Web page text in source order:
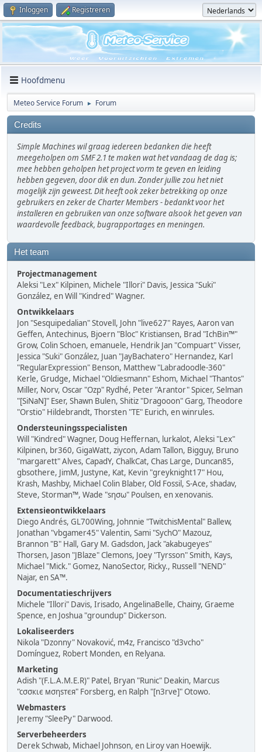
Inloggen Registreren
Hoofdmenu
Meteo Service Forum ► Forum
Credits
Simple Machines wil graag iedereen bedanken die heeft
meegeholpen om SMF 2.1 te maken wat het vandaag de dag is;
mee hebben geholpen het project vorm te geven en leiding
hebben gegeven, door dik en dun. Zonder jullie zou het niet
mogelijk zijn geweest. Dit heeft ook zeker betrekking op onze
gebruikers en zeker de Charter Members - bedankt voor het
installeren en gebruiken van onze software alsook het geven van
waardevolle feedback, bugrapportages en meningen.
Het team
Projectmanagement
Aleksi "Lex" Kilpinen, Michele "Illori" Davis, Jessica "Suki"
González, en Will "Kindred" Wagner.
Ontwikkelaars
Jon "Sesquipedalian" Stovell, John "live627" Rayes, Aaron van
Geffen, Antechinus, Bjoern "Bloc" Kristiansen, Brad "IchBin™"
Grow, Colin Schoen, emanuele, Hendrik Jan "Compuart" Visser,
Jessica "Suki" González, Juan "JayBachatero" Hernandez, Karl
"RegularExpression" Benson, Matthew "Labradoodle-360"
Kerle, Grudge, Michael "Oldiesmann" Eshom, Michael "Thantos"
Miller, Norv, Oscar "Ozp" Rydhé, Peter "Arantor" Spicer, Selman
"[SiNaN]" Eser, Shawn Bulen, Shitiz "Dragooon" Garg, Theodore
"Orstio" Hildebrandt, Thorsten "TE" Eurich, en winrules.
Ondersteuningsspecialisten
Will "Kindred" Wagner, Doug Heffernan, lurkalot, Aleksi "Lex"
Kilpinen, br360, GigaWatt, ziycon, Adam Tallon, Bigguy, Bruno
"margarett" Alves, CapadY, ChalkCat, Chas Large, Duncan85,
gbsothere, JimM, Justyne, Kat, Kevin "greyknight17" Hou,
Krash, Mashby, Michael Colin Blaber, Old Fossil, S-Ace, shadav,
Steve, Storman™, Wade "sησω" Poulsen, en xenovanis.
Extensieontwikkelaars
Diego Andrés, GL700Wing, Johnnie "TwitchisMental" Ballew,
Jonathan "vbgamer45" Valentin, Sami "SychO" Mazouz,
Brannon "B" Hall, Gary M. Gadsdon, Jack "akabugeyes"
Thorsen, Jason "JBlaze" Clemons, Joey "Tyrsson" Smith, Kays,
Michael "Mick." Gomez, NanoSector, Ricky., Russell "NEND"
Najar, en SA™.
Documentatieschrijvers
Michele "Illori" Davis, Irisado, AngelinaBelle, Chainy, Graeme
Spence, en Joshua "groundup" Dickerson.
Lokaliseerders
Nikola "Dzonny" Novaković, m4z, Francisco "d3vcho"
Domínguez, Robert Monden, en Relyana.
Marketing
Adish "(F.L.A.M.E.R)" Patel, Bryan "Runic" Deakin, Marcus
"cσσкιє мσηѕтєя" Forsberg, en Ralph "[n3rve]" Otowo.
Webmasters
Jeremy "SleePy" Darwood.
Serverbeheerders
Derek Schwab, Michael Johnson, en Liroy van Hoewijk.